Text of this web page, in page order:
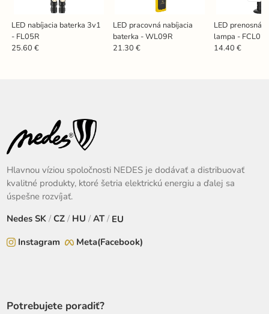
LED nabíjacia baterka 3v1
- FL05R
25.60 €
LED pracovná nabíjacia
baterka - WL09R
21.30 €
LED prenosná
lampa - FCL02
14.40 €
Hlavnou víziou spoločnosti NEDES je dodávať a distribuovať
kvalitné produkty, ktoré šetria elektrickú energiu a ďalej sa
úspešne rozvíjať.
NedesSK / CZ / HU / AT / EU
Instagram
Meta(Facebook)
Potrebujete poradiť?